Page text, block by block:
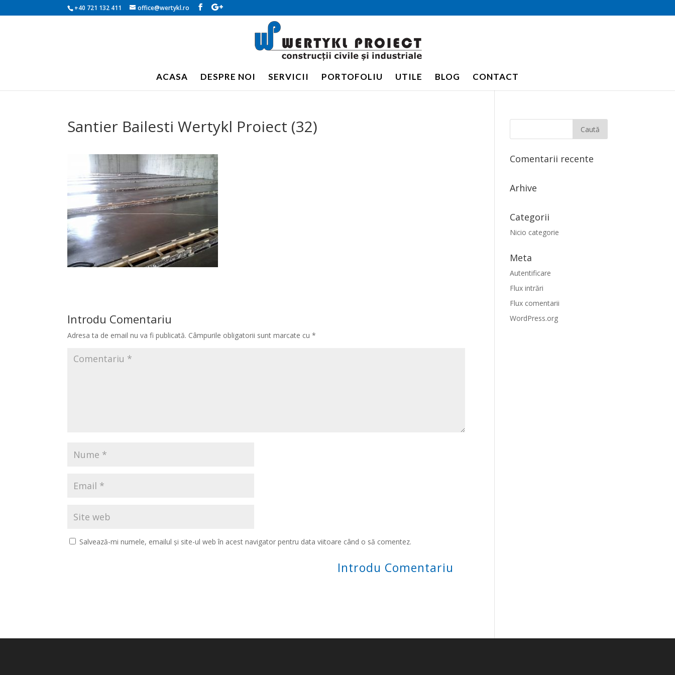
+40 721 132 411 office@wertykl.ro
ACASA DESPRE NOI SERVICII PORTOFOLIU UTILE BLOG CONTACT
Santier Bailesti Wertykl Proiect (32)
Introdu Comentariu
Adresa ta de email nu va fi publicată. Câmpurile obligatorii sunt marcate cu*
Salvează-mi numele, emailul și site-ul web în acest navigator pentru data viitoare când o să comentez.
Comentarii recente
Arhive
Categorii
Nicio categorie
Meta
Autentificare
Flux intrări
Flux comentarii
WordPress.org